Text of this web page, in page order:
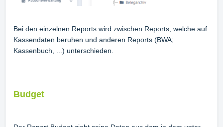
Bei den einzelnen Reports wird zwischen Reports, welche auf
Kassendaten beruhen und anderen Reports (BWA;
Kassenbuch, ...) unterschieden.
Budget